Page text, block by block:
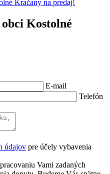
Kostolné
E-mail
Telefón
údajov pre účely vybavenia
Vami zadaných